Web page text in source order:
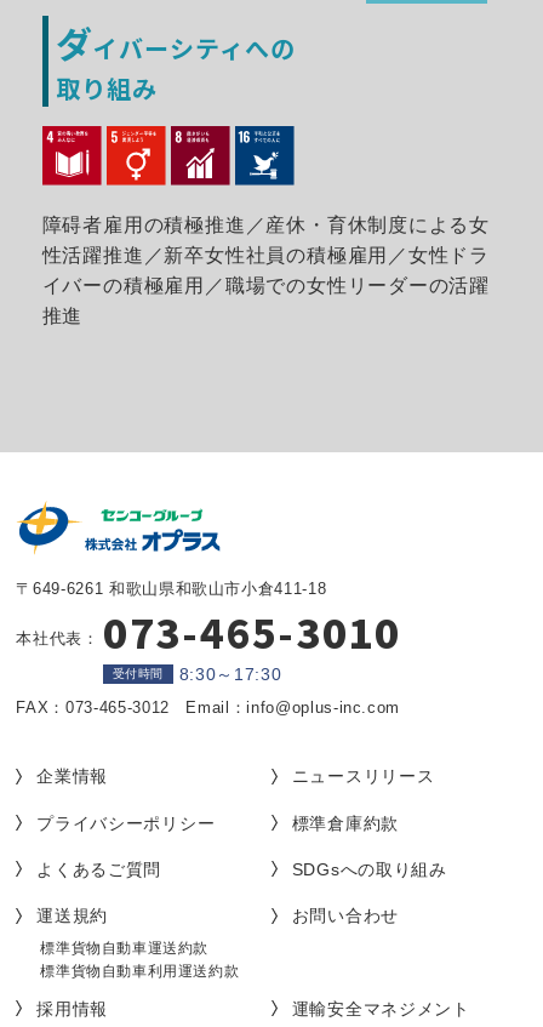
ダイバーシティへの
取り組み
障碍者雇用の積極推進／産休・育休制度による女
性活躍推進／新卒女性社員の積極雇用／女性ドラ
イバーの積極雇用／職場での女性リーダーの活躍
推進
〒649-6261 和歌山県和歌山市小倉411-18
本社代表： 073-465-3010
受付時間 8:30～17:30
FAX：073-465-3012 Email：info@oplus-inc.com
企業情報 ニュースリリース
プライバシーポリシー 標準倉庫約款
よくあるご質問 SDGsへの取り組み
運送規約
標準貨物自動車運送約款
標準貨物自動車利用運送約款
お問い合わせ
採用情報 運輸安全マネジメント